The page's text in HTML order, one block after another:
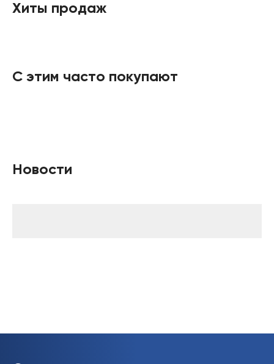
Хиты продаж
С этим часто покупают
Новости